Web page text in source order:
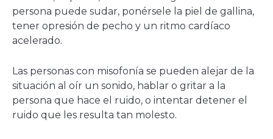
persona puede sudar, ponérsele la piel de gallina,
tener opresión de pecho y un ritmo cardíaco
acelerado.
Las personas con misofonía se pueden alejar de la
situación al oír un sonido, hablar o gritar a la
persona que hace el ruido, o intentar detener el
ruido que les resulta tan molesto.